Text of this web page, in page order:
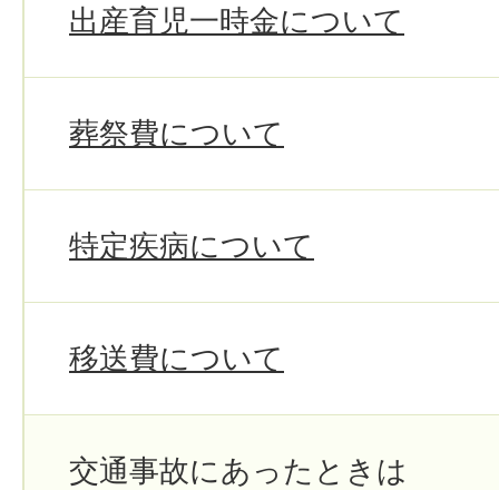
出産育児一時金について
葬祭費について
特定疾病について
移送費について
交通事故にあったときは